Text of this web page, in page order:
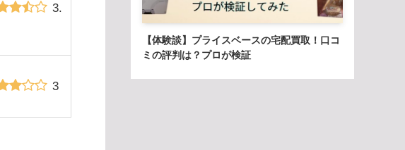
3.
3
【体験談】プライスベースの宅配買取！口コ
ミの評判は？プロが検証